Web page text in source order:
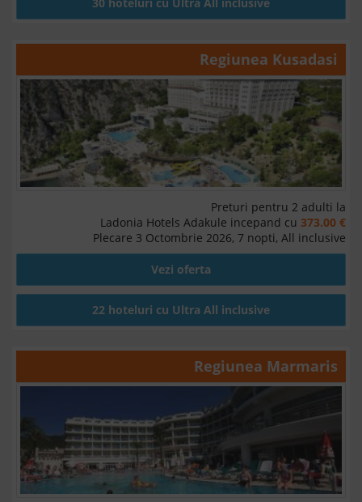
30 hoteluri cu Ultra All inclusive
Regiunea Kusadasi
Preturi pentru 2 adulti la
Ladonia Hotels Adakule incepand cu 373.00 €
Plecare 3 Octombrie 2026, 7 nopti, All inclusive
Vezi oferta
22 hoteluri cu Ultra All inclusive
Regiunea Marmaris